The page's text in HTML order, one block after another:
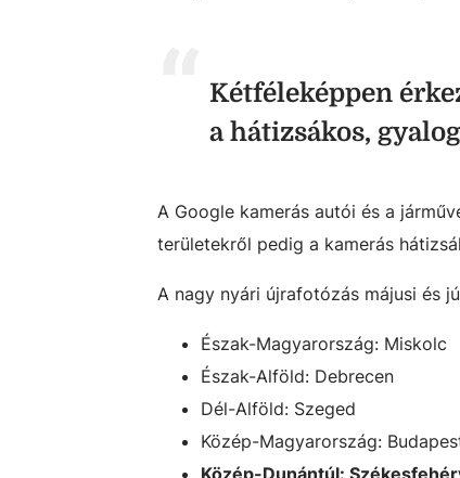
Kétféleképpen
a hátizsákos,
A Google kamerás autói és a
területekről pedig a kamerás
A nagy nyári újrafotózás májusi és
Észak-Magyarország: Miskolc
Észak-Alföld: Debrecen
Dél-Alföld: Szeged
Közép-Magyarország:
Közép-Dunántúl: